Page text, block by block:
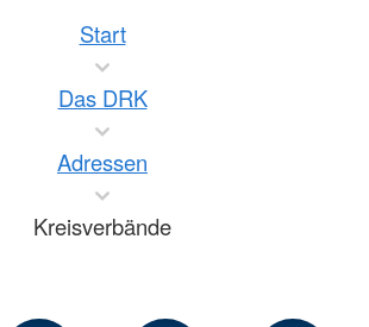
Start
Das DRK
Adressen
Kreisverbände